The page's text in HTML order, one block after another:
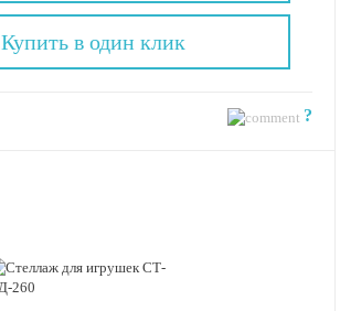
?
Купить в один клик